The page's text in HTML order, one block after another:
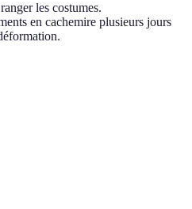
les costumes.
en cachemire plusieurs jours